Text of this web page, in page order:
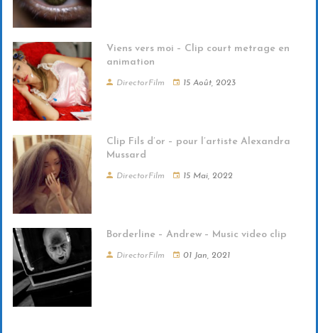
Viens vers moi – Clip court metrage en
animation
DirectorFilm 15 Août, 2023
Clip Fils d’or – pour l’artiste Alexandra
Mussard
DirectorFilm 15 Mai, 2022
Borderline – Andrew – Music video clip
DirectorFilm 01 Jan, 2021